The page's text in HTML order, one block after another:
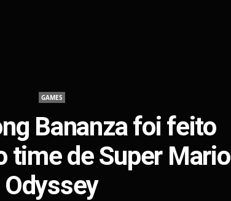
GAMES
Bananza foi feito
time de Super Mario
Odyssey